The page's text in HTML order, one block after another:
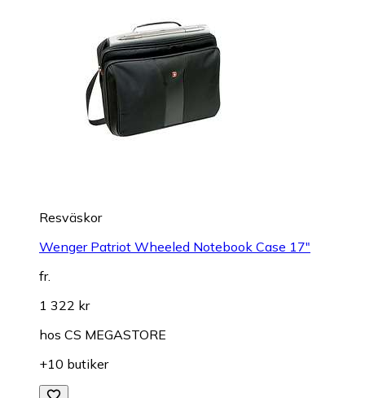
Resväskor
Wenger Patriot Wheeled Notebook Case 17"
fr.
1 322 kr
hos CS MEGASTORE
+10 butiker